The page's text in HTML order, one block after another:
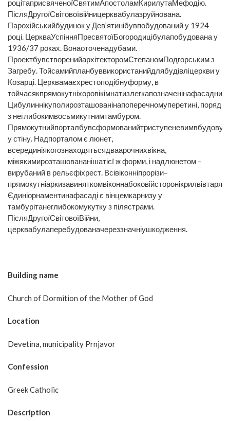
роцітаприсвяченоїСвятимАпостоламКирилутаМефодію.
ПісляДругоїСвітовоївійницерквабулазруйнована.
Парохійськийбудинок у Дев’ятинібувпобудований у 1924
році. ЦеркваУспінняПресвятоїБогородицібулапобудована у
1936/37 роках. Вонаоточенадубами.
ПроектбувстворенийархітекторомСтепаномПодгорським з
Загребу. Тойсамийпланбуввикористанийдлябудівліцеркви у
Козарці. Церквамаєхрестоподібнуформу, в
Цибулиннікуполирозташованінапоперечномуперетині, поряд
з неглибокимвосьмикутнимтамбуром.
у стіну. Надпорталом є люнет,
всерединіякогознаходятьсядваарочнихвікна,
міжякимирозташовананішатієї ж форми, і надлюнетом –
вирубаний в рельєфіхрест. Всівіконніпрорізи–
прямокутніаркизавиняткомвіконнабоковійсторонікрилвівтаря.
Єдиніорнаментинафасаді є вінцемкарнизу у
тамбурітанеглибокомукутку з пілястрами.
ПісляДругоїСвітовоїВійни,
церквабулаперебудованачереззначніушкодження.
Building name
Church of Dormition of the Mother of God
Location
Devetina, municipality Prnjavor
Confession
Greek Catholic
Description